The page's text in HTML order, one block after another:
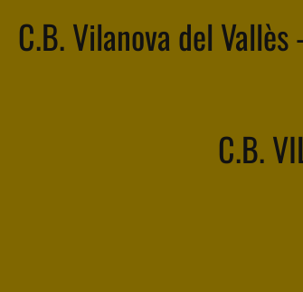
C.B. Vilanova del
C.B.